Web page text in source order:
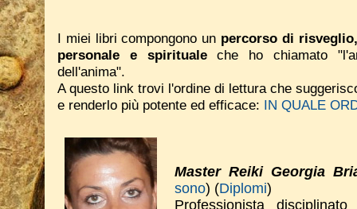
I miei libri compongono un percorso di
personale e spiritualeche ho chiamato
dell'anima".
A questo link trovi l'ordine di lettura che
e renderlo più potente ed efficace: IN QUALE
Master Reiki Georgia
sono) (Diplomi)
Professionista